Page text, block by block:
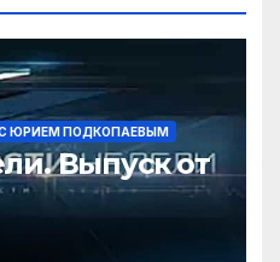
ЮРИЕМ ПОДКОПАЕВЫМ
Выпуск от